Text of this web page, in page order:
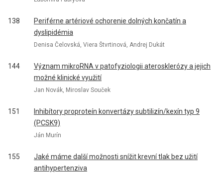
138
Periférne artériové ochorenie dolných končatín a
dyslipidémia
Denisa Čelovská, Viera Štvrtinová, Andrej Dukát
144
Význam mikroRNA v patofyziologii aterosklerózy a jejich
možné klinické využití
Jan Novák, Miroslav Souček
151
Inhibítory proproteín konvertázy subtilizín/kexín typ 9
(PCSK9)
Ján Murín
155
Jaké máme další možnosti snížit krevní tlak bez užití
antihypertenziva